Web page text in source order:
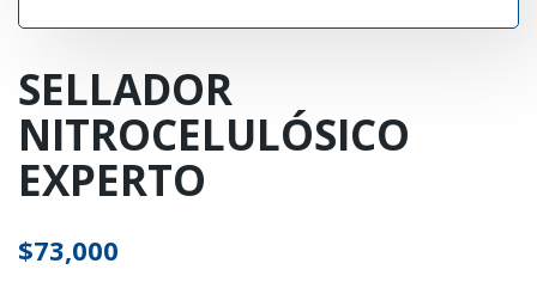
SELLADOR
NITROCELULÓSICO
EXPERTO
$73,000